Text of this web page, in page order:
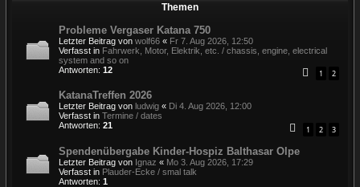
Themen
Probleme Vergaser Katana 750
Letzter Beitrag von wolf66 « Fr 7. Aug 2026, 12:50
Verfasst in Fahrwerk, Motor, Elektrik, etc. / chassis, engine, electrical
system and so on
Antworten: 12 1 2
KatanaTreffen 2026
Letzter Beitrag von ludwig « Di 4. Aug 2026, 12:00
Verfasst in Termine / dates
Antworten: 21 1 2 3
Spendenübergabe Kinder-Hospiz Balthasar Olpe
Letzter Beitrag von Ignaz « Mo 3. Aug 2026, 17:29
Verfasst in Plauder-Ecke / smal talk
Antworten: 1